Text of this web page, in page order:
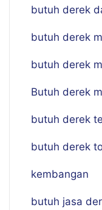
butuh derek
butuh derek
butuh derek
Butuh derek
butuh derek
butuh derek
kembangan
butuh jasa